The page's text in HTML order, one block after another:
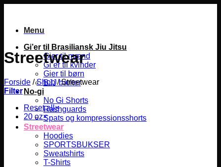
indhold
Menu
Gi’er til Brasiliansk Jiu Jitsu
Gier til mænd
Gi’er til kvinder
Gier til børn
BJJ bælter
No-gi
No Gi Shorts
Rashguards
Spats og kompressionsshorts
Streetwear
Hoodies
SPORTSBUKSER
Sweatshirts
T-Shirts
Streetwear
Forside / Shop /Streetwear
Filter
Reset all×
20 oz×